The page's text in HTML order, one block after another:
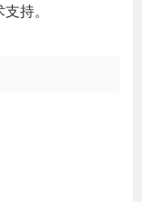
持。